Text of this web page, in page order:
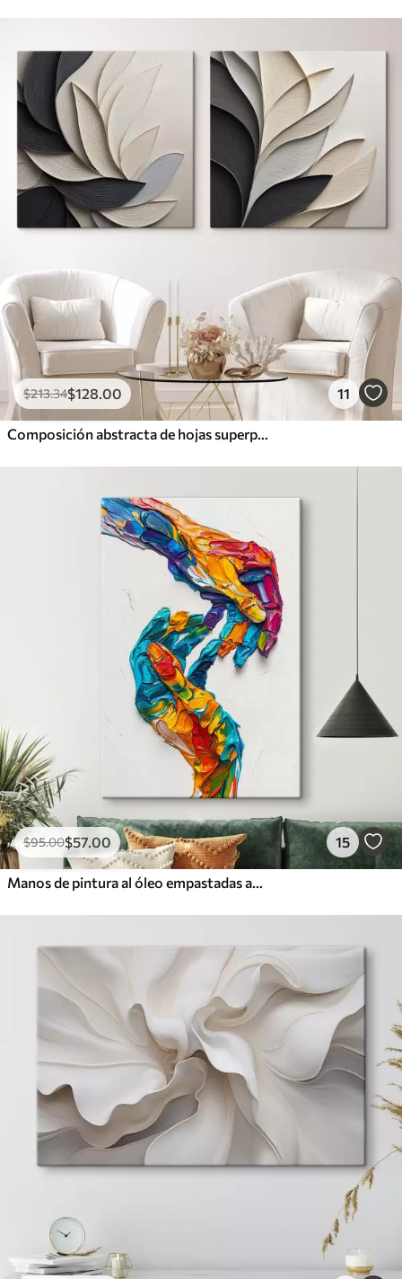
$213.34$128.00 11
Composición abstracta de hojas superpuestas, formas curvas en negro, blanco y beige, arte texturizado
$95.00$57.00 15
Manos de pintura al óleo empastadas abstractas y coloridas con pinceladas vibrantes de pintura azul, naranja, amarilla y roja